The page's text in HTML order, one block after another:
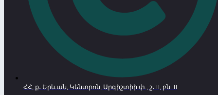
ՀՀ, ք․ Երևան, Կենտրոն, Արգիշտիի փ., շ․ 11, բն. 11